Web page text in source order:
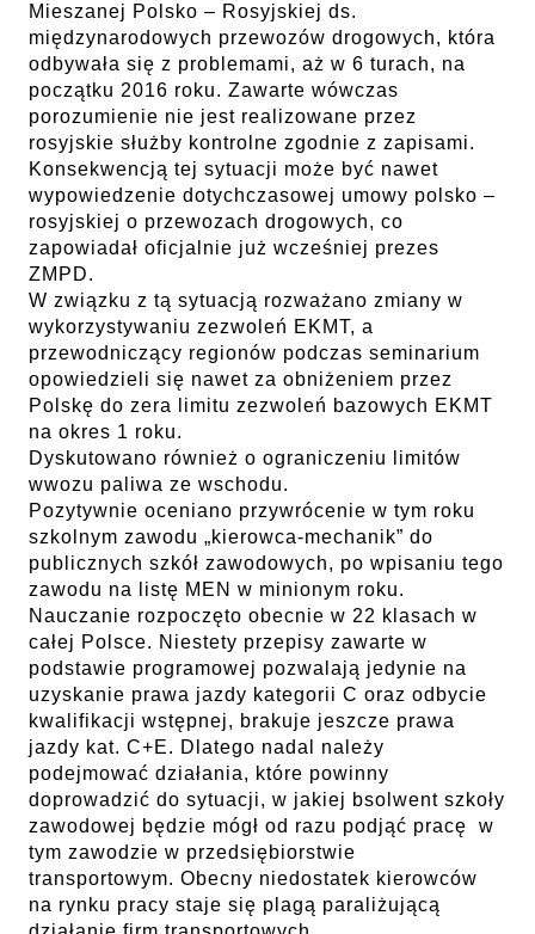
Mieszanej Polsko – Rosyjskiej ds.
międzynarodowych przewozów drogowych, która
odbywała się z problemami, aż w 6 turach, na
początku 2016 roku. Zawarte wówczas
porozumienie nie jest realizowane przez
rosyjskie służby kontrolne zgodnie z zapisami.
Konsekwencją tej sytuacji może być nawet
wypowiedzenie dotychczasowej umowy polsko –
rosyjskiej o przewozach drogowych, co
zapowiadał oficjalnie już wcześniej prezes
ZMPD.
W związku z tą sytuacją rozważano zmiany w
wykorzystywaniu zezwoleń EKMT, a
przewodniczący regionów podczas seminarium
opowiedzieli się nawet za obniżeniem przez
Polskę do zera limitu zezwoleń bazowych EKMT
na okres 1 roku.
Dyskutowano również o ograniczeniu limitów
wwozu paliwa ze wschodu.
Pozytywnie oceniano przywrócenie w tym roku
szkolnym zawodu „kierowca-mechanik” do
publicznych szkół zawodowych, po wpisaniu tego
zawodu na listę MEN w minionym roku.
Nauczanie rozpoczęto obecnie w 22 klasach w
całej Polsce. Niestety przepisy zawarte w
podstawie programowej pozwalają jedynie na
uzyskanie prawa jazdy kategorii C oraz odbycie
kwalifikacji wstępnej, brakuje jeszcze prawa
jazdy kat. C+E. Dlatego nadal należy
podejmować działania, które powinny
doprowadzić do sytuacji, w jakiej bsolwent szkoły
zawodowej będzie mógł od razu podjąć pracę w
tym zawodzie w przedsiębiorstwie
transportowym. Obecny niedostatek kierowców
na rynku pracy staje się plagą paraliżującą